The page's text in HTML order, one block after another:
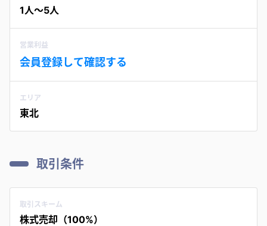
1人〜5人
営業利益
会員登録して確認する
エリア
東北
取引条件
取引スキーム
株式売却（100%）